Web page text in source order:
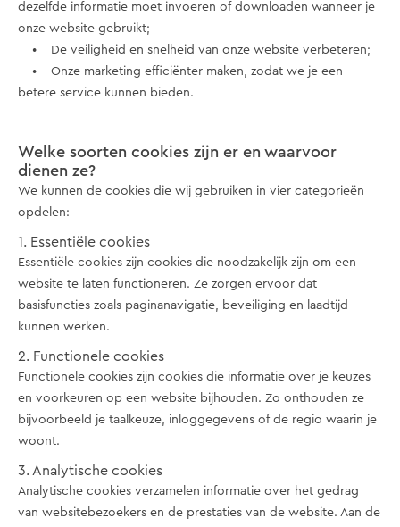
dezelfde informatie moet invoeren of downloaden wanneer je
onze website gebruikt;
• De veiligheid en snelheid van onze website verbeteren;
• Onze marketing efficiënter maken, zodat we je een
betere service kunnen bieden.
Welke soorten cookies zijn er en waarvoor
dienen ze?
We kunnen de cookies die wij gebruiken in vier categorieën
opdelen:
1. Essentiële cookies
Essentiële cookies zijn cookies die noodzakelijk zijn om een
website te laten functioneren. Ze zorgen ervoor dat
basisfuncties zoals paginanavigatie, beveiliging en laadtijd
kunnen werken.
2. Functionele cookies
Functionele cookies zijn cookies die informatie over je keuzes
en voorkeuren op een website bijhouden. Zo onthouden ze
bijvoorbeeld je taalkeuze, inloggegevens of de regio waarin je
woont.
3. Analytische cookies
Analytische cookies verzamelen informatie over het gedrag
van websitebezoekers en de prestaties van de website. Aan de